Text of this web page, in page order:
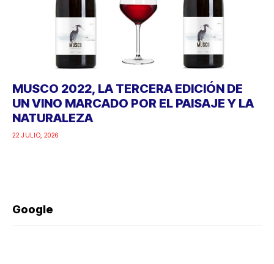
MUSCO 2022, LA TERCERA EDICIÓN DE
UN VINO MARCADO POR EL PAISAJE Y LA
NATURALEZA
22 JULIO, 2026
Google